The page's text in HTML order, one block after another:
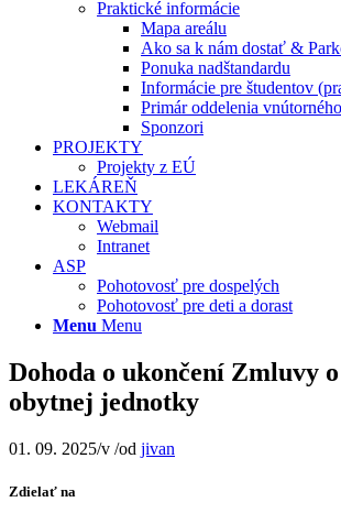
Praktické informácie
Mapa areálu
Ako sa k nám dostať &
Ponuka nadštandardu
Informácie pre študentov
Primár oddelenia
Sponzori
PROJEKTY
Projekty z EÚ
LEKÁREŇ
KONTAKTY
Webmail
Intranet
ASP
Pohotovosť pre dospelých
Pohotovosť pre deti a dorast
Menu Menu
Dohoda o ukončení Zmluvy
obytnej jednotky
01. 09. 2025/v /od jivan
Zdielať na